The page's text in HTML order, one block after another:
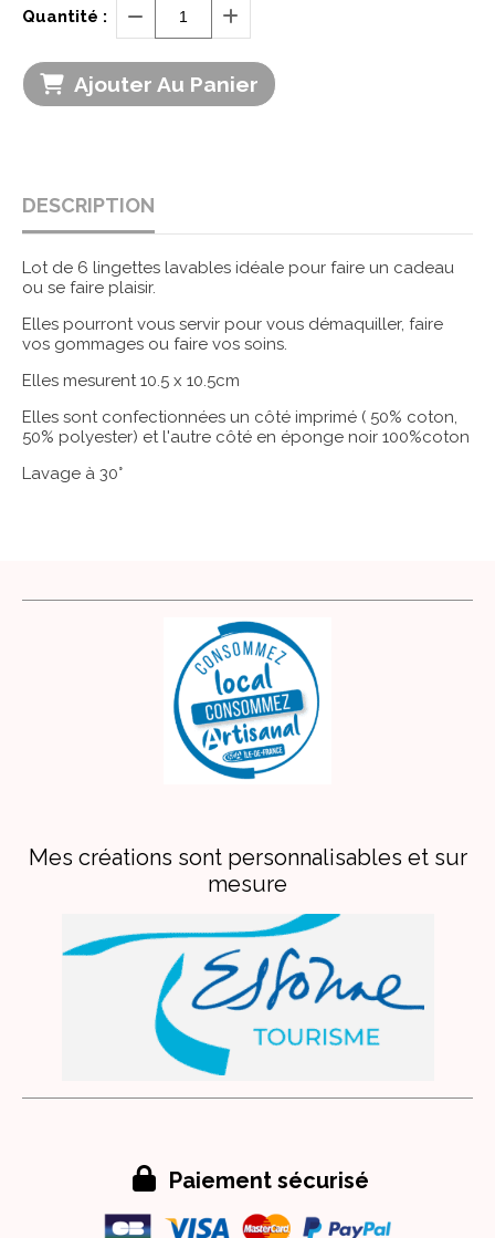
Quantité :
Ajouter Au Panier
DESCRIPTION
Lot de 6 lingettes lavables idéale pour faire un cadeau
ou se faire plaisir.
Elles pourront vous servir pour vous démaquiller, faire
vos gommages ou faire vos soins.
Elles mesurent 10.5 x 10.5cm
Elles sont confectionnées un côté imprimé ( 50% coton,
50% polyester) et l'autre côté en éponge noir 100%coton
Lavage à 30°
Mes créations sont personnalisables et sur
mesure
 Paiement sécurisé